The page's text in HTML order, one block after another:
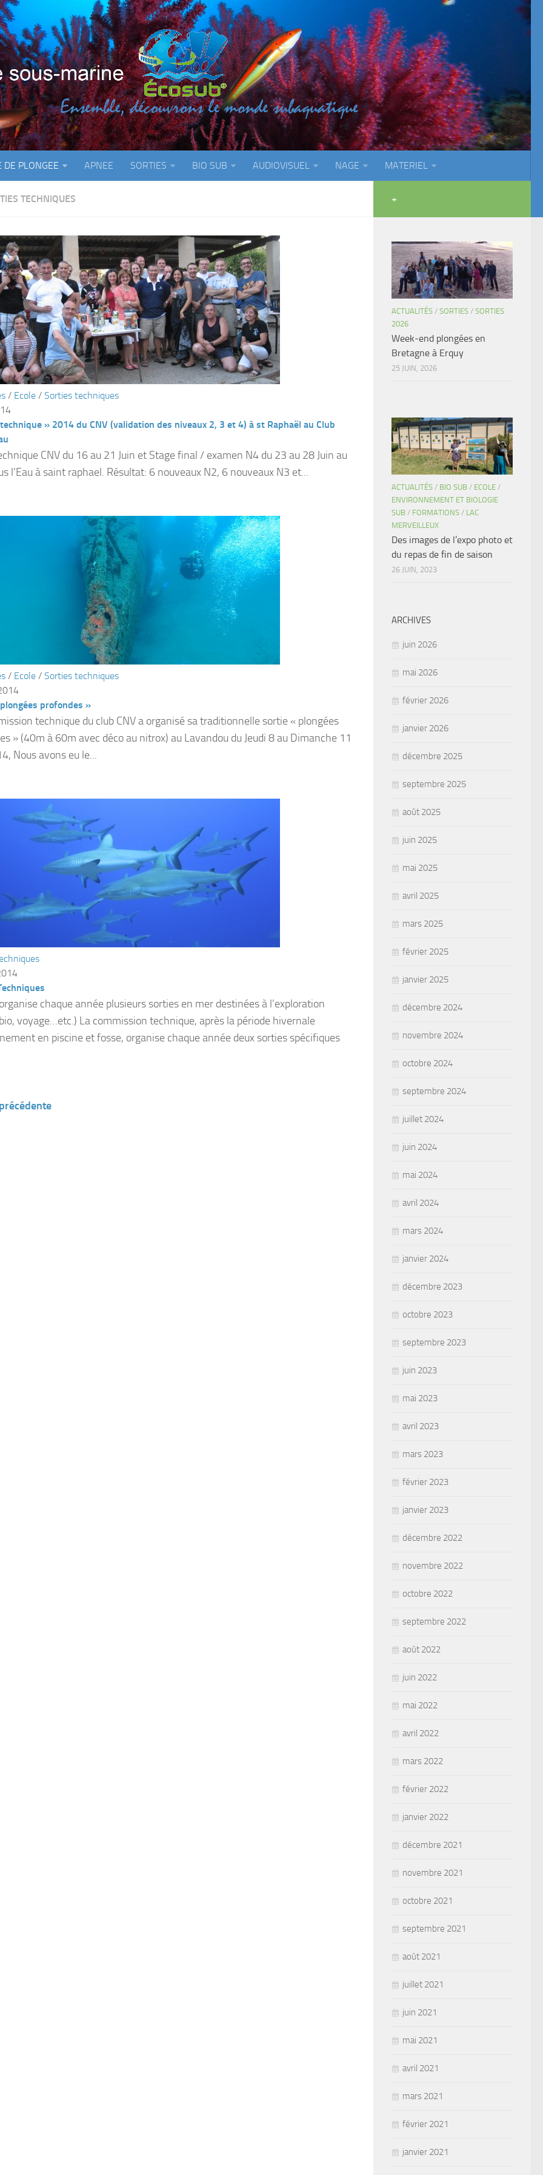
DE PLONGEE APNEE SORTIES BIO SUB AUDIOVISUEL NAGE MATERIEL
TECHNIQUES
/ Ecole / Sorties techniques
» 2014 du CNV (validation des niveaux 2, 3 et 4) à st Raphaël au Club
CNV du 16 au 21 Juin et Stage final / examen N4 du 23 au 28 Juin au
l’Eau à saint raphael. Résultat: 6 nouveaux N2, 6 nouveaux N3 et...
/ Ecole / Sorties techniques
profondes »
technique du club CNV a organisé sa traditionnelle sortie « plongées
» (40m à 60m avec déco au nitrox) au Lavandou du Jeudi 8 au Dimanche 11
Nous avons eu le...
chaque année plusieurs sorties en mer destinées à l’exploration
voyage…etc.) La commission technique, après la période hivernale
en piscine et fosse, organise chaque année deux sorties spécifiques
+
ACTUALITÉS / SORTIES / SORTIES
2026
Week-end plongées en
Bretagne à Erquy
25 JUIN, 2026
ACTUALITÉS / BIO SUB / ECOLE /
ENVIRONNEMENT ET BIOLOGIE
SUB / FORMATIONS / LAC
MERVEILLEUX
Des images de l’expo photo et
du repas de fin de saison
26 JUIN, 2023
ARCHIVES
juin 2026
mai 2026
février 2026
janvier 2026
décembre 2025
septembre 2025
août 2025
juin 2025
mai 2025
avril 2025
mars 2025
février 2025
janvier 2025
décembre 2024
novembre 2024
octobre 2024
septembre 2024
juillet 2024
juin 2024
mai 2024
avril 2024
mars 2024
janvier 2024
décembre 2023
octobre 2023
septembre 2023
juin 2023
mai 2023
avril 2023
mars 2023
février 2023
janvier 2023
décembre 2022
novembre 2022
octobre 2022
septembre 2022
août 2022
juin 2022
mai 2022
avril 2022
mars 2022
février 2022
janvier 2022
décembre 2021
novembre 2021
octobre 2021
septembre 2021
août 2021
juillet 2021
juin 2021
mai 2021
avril 2021
mars 2021
février 2021
janvier 2021